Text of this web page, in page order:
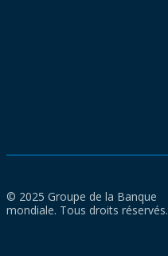
© 2025 Groupe de la Banque
mondiale. Tous droits réservés.